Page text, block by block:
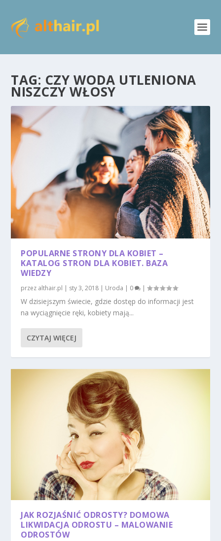
TAG: CZY WODA UTLENIONA
NISZCZY WŁOSY
POPULARNE STRONY DLA KOBIET –
KATALOG STRON DLA KOBIET. BAZA
WIEDZY
przez althair.pl | sty 3, 2018 | Uroda | 0 |
W dzisiejszym świecie, gdzie dostęp do informacji jest
na wyciągnięcie ręki, kobiety mają...
CZYTAJ WIĘCEJ
JAK ROZJAŚNIĆ ODROSTY? DOMOWA
LIKWIDACJA ODROSTU – MALOWANIE
ODROSTÓW